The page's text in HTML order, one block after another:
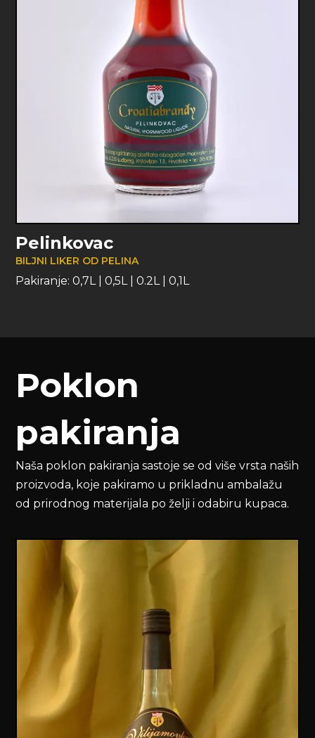
Pelinkovac
BILJNI LIKER OD PELINA
Pakiranje:0,7L|0,5L|0.2L|0,1L
Poklon
pakiranja
Naša poklon pakiranja sastoje se od više vrsta naših
proizvoda, koje pakiramo u prikladnu ambalažu
od prirodnog materijala po želji i odabiru kupaca.